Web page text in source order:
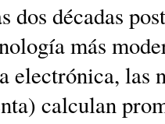
dos décadas
más
electrónica, las
calculan